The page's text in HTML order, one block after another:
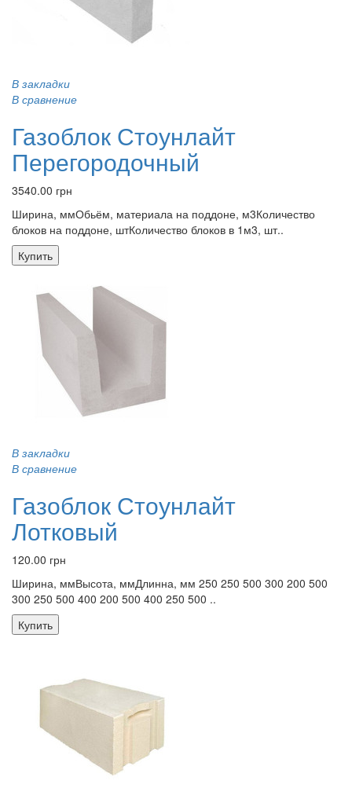
В закладки
В сравнение
Газоблок Стоунлайт
Перегородочный
3540.00 грн
Ширина, ммОбьём, материала на поддоне, м3Количество
блоков на поддоне, штКоличество блоков в 1м3, шт..
Купить
В закладки
В сравнение
Газоблок Стоунлайт
Лотковый
120.00 грн
Ширина, ммВысота, ммДлинна, мм 250 250 500 300 200 500
300 250 500 400 200 500 400 250 500 ..
Купить